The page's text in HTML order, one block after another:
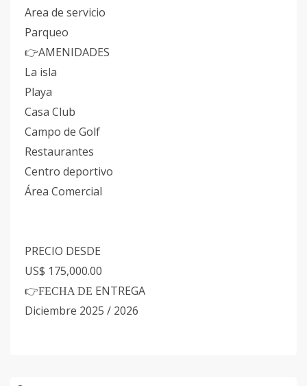
Area de servicio
Parqueo
👉AMENIDADES
La isla
Playa
Casa Club
Campo de Golf
Restaurantes
Centro deportivo
Área Comercial
PRECIO DESDE
US$ 175,000.00
👉FECHA DE ENTREGA
Diciembre 2025 / 2026